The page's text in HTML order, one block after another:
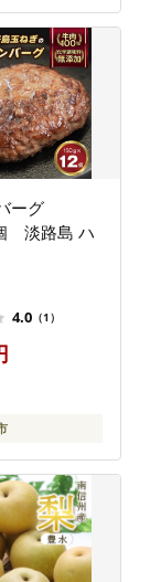
ーグ
淡路島 ハ
4.0 （1）